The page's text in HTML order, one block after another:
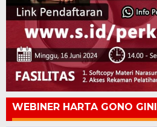
WEBINER HARTA GONO GINI